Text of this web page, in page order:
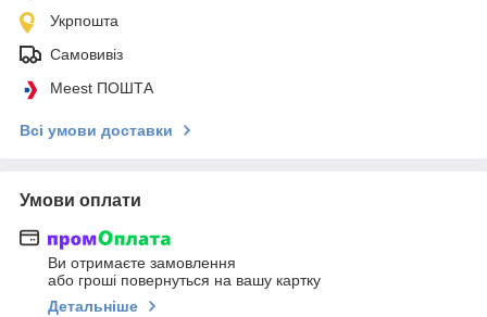
Укрпошта
Самовивіз
Meest ПОШТА
Всі умови доставки
Умови оплати
Ви отримаєте замовлення
або гроші повернуться на вашу картку
Детальніше